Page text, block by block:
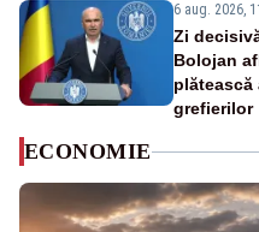
6 aug. 2026,
Zi
Bolojan
plătească
grefierilor
ECONOMIE